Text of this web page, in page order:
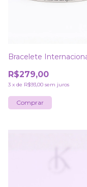
Bracelete
R$279,00
3 x de R$93,00 sem juros
Comprar